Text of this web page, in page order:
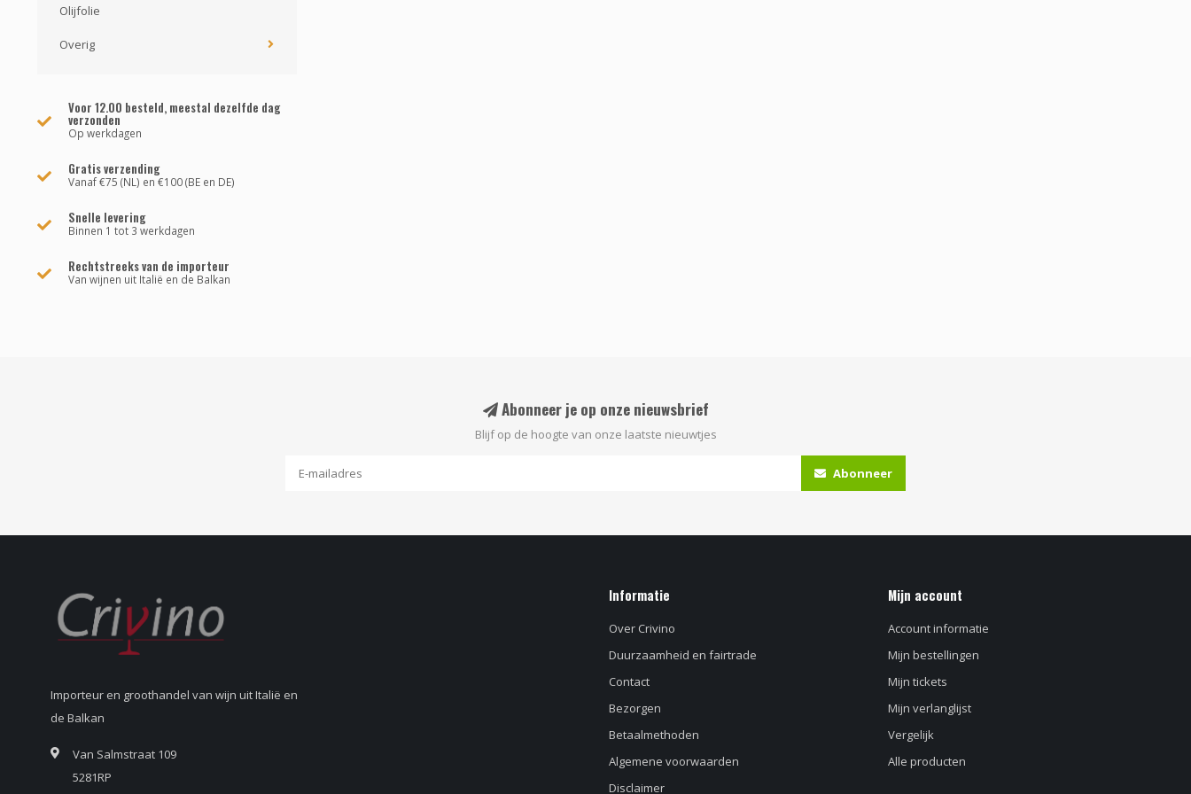
Olijfolie
Overig
Voor 12.00 besteld, meestal dezelfde dag
verzonden
Op werkdagen
Gratis verzending
Vanaf €75 (NL) en €100 (BE en DE)
Snelle levering
Binnen 1 tot 3 werkdagen
Rechtstreeks van de importeur
Van wijnen uit Italië en de Balkan
Abonneer je op onze nieuwsbrief
Blijf op de hoogte van onze laatste nieuwtjes
Abonneer
Importeur en groothandel van wijn uit Italië en
de Balkan
Van Salmstraat 109
5281RP
Informatie
Over Crivino
Duurzaamheid en fairtrade
Contact
Bezorgen
Betaalmethoden
Algemene voorwaarden
Disclaimer
Mijn account
Account informatie
Mijn bestellingen
Mijn tickets
Mijn verlanglijst
Vergelijk
Alle producten